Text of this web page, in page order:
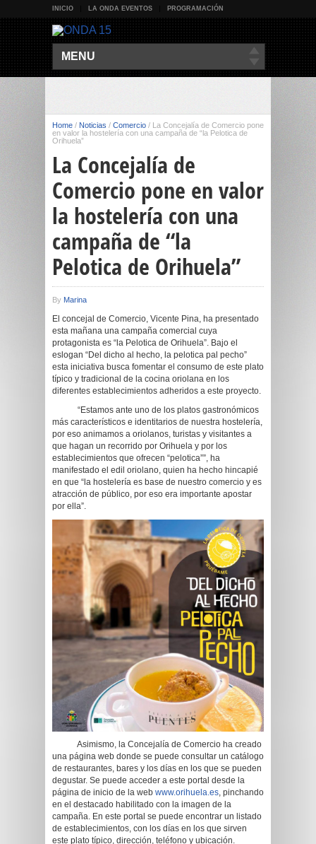
INICIO LA ONDA EVENTOS PROGRAMACIÓN
MENU
Home / Noticias / Comercio / La Concejalía de Comercio pone
en valor la hostelería con una campaña de “la Pelotica de
Orihuela”
La Concejalía de
Comercio pone en valor
la hostelería con una
campaña de “la
Pelotica de Orihuela”
By Marina
El concejal de Comercio, Vicente Pina, ha presentado
esta mañana una campaña comercial cuya
protagonista es “la Pelotica de Orihuela”. Bajo el
eslogan “Del dicho al hecho, la pelotica pal pecho”
esta iniciativa busca fomentar el consumo de este plato
típico y tradicional de la cocina oriolana en los
diferentes establecimientos adheridos a este proyecto.
“Estamos ante uno de los platos gastronómicos
más característicos e identitarios de nuestra hostelería,
por eso animamos a oriolanos, turistas y visitantes a
que hagan un recorrido por Orihuela y por los
establecimientos que ofrecen “pelotica””, ha
manifestado el edil oriolano, quien ha hecho hincapié
en que “la hostelería es base de nuestro comercio y es
atracción de público, por eso era importante apostar
por ella”.
Asimismo, la Concejalía de Comercio ha creado
una página web donde se puede consultar un catálogo
de restaurantes, bares y los días en los que se pueden
degustar. Se puede acceder a este portal desde la
página de inicio de la web www.orihuela.es, pinchando
en el destacado habilitado con la imagen de la
campaña. En este portal se puede encontrar un listado
de establecimientos, con los días en los que sirven
este plato típico, dirección, teléfono y ubicación.